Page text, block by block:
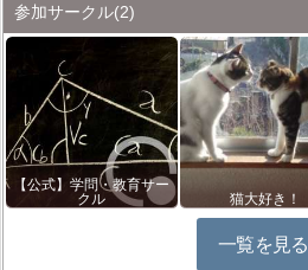
参加サークル(2)
【公式】学問・教育サー
クル
猫大好き！
一覧を見る